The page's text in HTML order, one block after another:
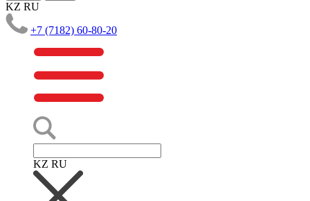
KZ RU
+7 (7182) 60-80-20
KZ RU